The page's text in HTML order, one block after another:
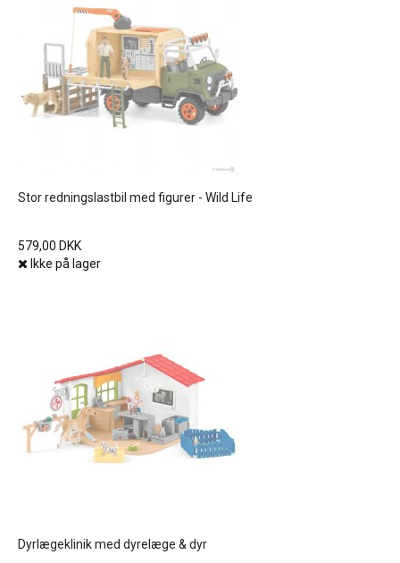
Stor redningslastbil med figurer - Wild Life
579,00 DKK
Ikke på lager
Dyrlægeklinik med dyrelæge & dyr